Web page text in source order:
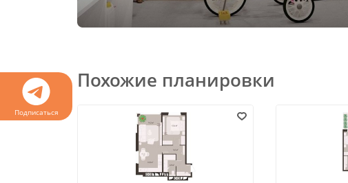
Подписаться
Похожие планировки